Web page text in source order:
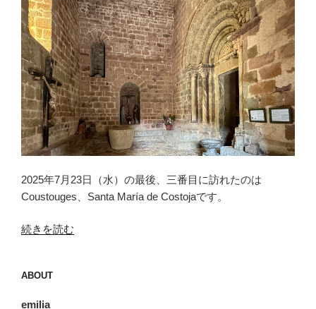
2025年7月23日（水）の最後、三番目に訪れたのは
Coustouges、Santa María de Costojaです。
“ク
ゥ
続きを読む
ABOUT
emilia